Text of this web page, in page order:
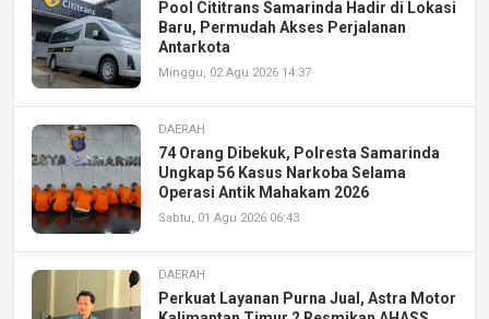
Pool Cititrans Samarinda Hadir di Lokasi
Baru, Permudah Akses Perjalanan
Antarkota
Minggu, 02 Agu 2026 14:37
DAERAH
74 Orang Dibekuk, Polresta Samarinda
Ungkap 56 Kasus Narkoba Selama
Operasi Antik Mahakam 2026
Sabtu, 01 Agu 2026 06:43
DAERAH
Perkuat Layanan Purna Jual, Astra Motor